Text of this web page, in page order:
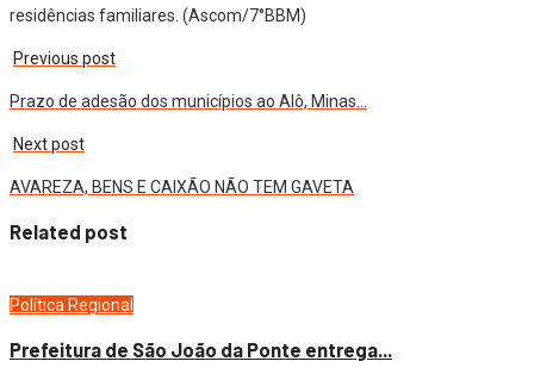
residências familiares. (Ascom/7°BBM)
Previous post
Prazo de adesão dos municípios ao Alô, Minas…
Next post
AVAREZA, BENS E CAIXÃO NÃO TEM GAVETA
Related post
Política Regional
Prefeitura de São João da Ponte entrega...